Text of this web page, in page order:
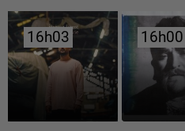
16h03
16h03 16h00
16h00